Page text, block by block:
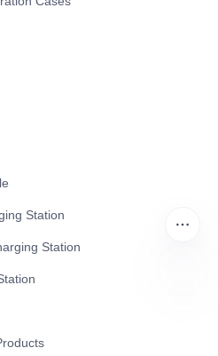
Station
Station